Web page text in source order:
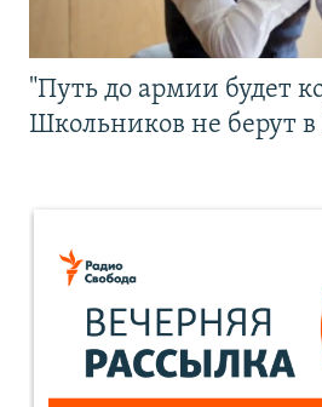
"Путь до армии будет
Школьников не берут в